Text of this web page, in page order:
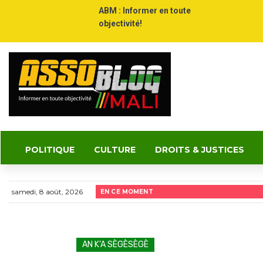
ABM : Informer en toute
objectivité!
POLITIQUE CULTURE DROITS & JUSTICES
samedi, 8 août, 2026 EN CE MOMENT
AN K’A SÈGÈSÈGÈ